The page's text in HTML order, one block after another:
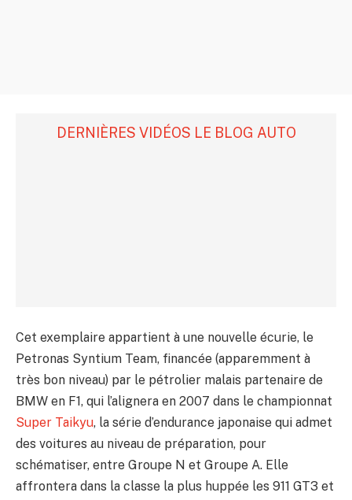
DERNIÈRES VIDÉOS LE BLOG AUTO
Cet exemplaire appartient à une nouvelle écurie, le
Petronas Syntium Team, financée (apparemment à
très bon niveau) par le pétrolier malais partenaire de
BMW en F1, qui l’alignera en 2007 dans le championnat
Super Taikyu, la série d’endurance japonaise qui admet
des voitures au niveau de préparation, pour
schématiser, entre Groupe N et Groupe A. Elle
affrontera dans la classe la plus huppée les 911 GT3 et